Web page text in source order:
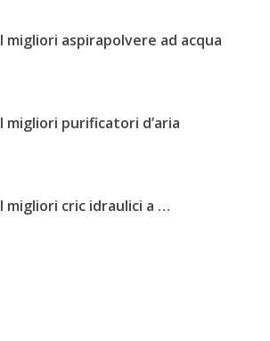
I migliori aspirapolvere ad acqua
I migliori purificatori d’aria
I migliori cric idraulici a …